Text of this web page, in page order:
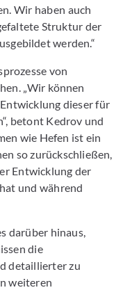
Wir haben auch
Struktur der
werden.“
von
„Wir können
dieser für
betont Kedrov und
wie Hefen ist ein
so zurückschließen,
Entwicklung der
und während
darüber hinaus,
die
detaillierter zu
weiteren